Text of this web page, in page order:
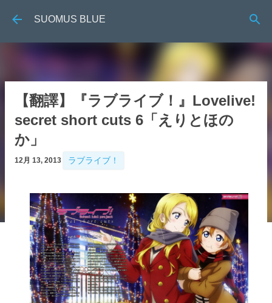
SUOMUS BLUE
【翻譯】『ラブライブ！』Lovelive!
secret short cuts 6「えりとほの
か」
12月 13, 2013 ラブライブ！